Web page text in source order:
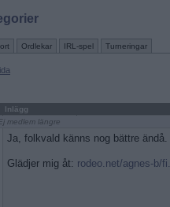
Ordlekar IRL-spel Turneringar
Inlägg
medlem längre
Ja, folkvald känns nog bättre ändå.
Glädjer mig åt: rodeo.net/agnes-b/